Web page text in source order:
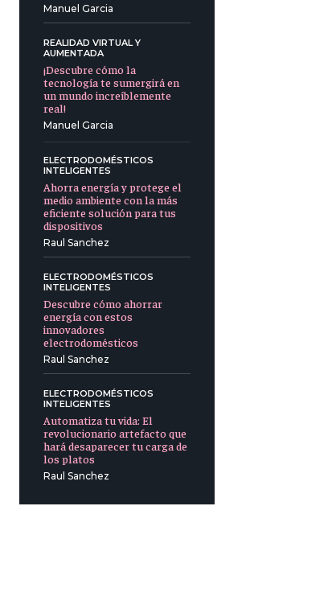
Manuel Garcia
REALIDAD VIRTUAL Y
AUMENTADA
¡Descubre cómo la
tecnología te sumergirá en
un mundo increíblemente
real!
Manuel Garcia
ELECTRODOMÉSTICOS
INTELIGENTES
Ahorra energía y protege el
medio ambiente con la más
eficiente solución para tus
dispositivos
Raul Sanchez
ELECTRODOMÉSTICOS
INTELIGENTES
Descubre cómo ahorrar
energía con estos
innovadores
electrodomésticos
Raul Sanchez
ELECTRODOMÉSTICOS
INTELIGENTES
Automatiza tu vida: El
revolucionario artefacto que
hará desaparecer tu carga de
los platos
Raul Sanchez